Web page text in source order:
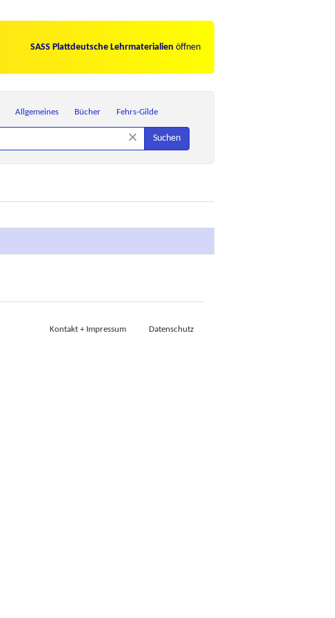
SASS Plattdeutsche Lehrmaterialien öffnen
Allgemeines Bücher Fehrs-Gilde
× Suchen
Kontakt + Impressum
Datenschutz